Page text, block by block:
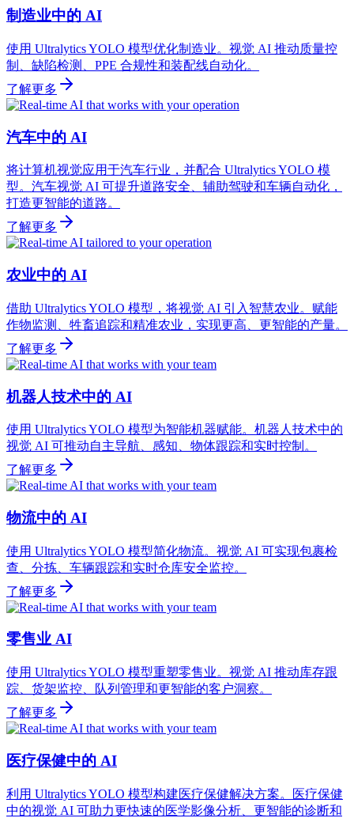
制造业中的 AI
使用 Ultralytics YOLO 模型优化制造业。视觉 AI 推动质量控
制、缺陷检测、PPE 合规性和装配线自动化。
了解更多
汽车中的 AI
将计算机视觉应用于汽车行业，并配合 Ultralytics YOLO 模
型。汽车视觉 AI 可提升道路安全、辅助驾驶和车辆自动化，
打造更智能的道路。
了解更多
农业中的 AI
借助 Ultralytics YOLO 模型，将视觉 AI 引入智慧农业。赋能
作物监测、牲畜追踪和精准农业，实现更高、更智能的产量。
了解更多
机器人技术中的 AI
使用 Ultralytics YOLO 模型为智能机器赋能。机器人技术中的
视觉 AI 可推动自主导航、感知、物体跟踪和实时控制。
了解更多
物流中的 AI
使用 Ultralytics YOLO 模型简化物流。视觉 AI 可实现包裹检
查、分拣、车辆跟踪和实时仓库安全监控。
了解更多
零售业 AI
使用 Ultralytics YOLO 模型重塑零售业。视觉 AI 推动库存跟
踪、货架监控、队列管理和更智能的客户洞察。
了解更多
医疗保健中的 AI
利用 Ultralytics YOLO 模型构建医疗保健解决方案。医疗保健
中的视觉 AI 可助力更快速的医学影像分析、更智能的诊断和